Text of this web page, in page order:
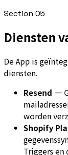
Section 05
Diensten
De App is
diensten.
Resend —
worden
Shopify
Triggers en